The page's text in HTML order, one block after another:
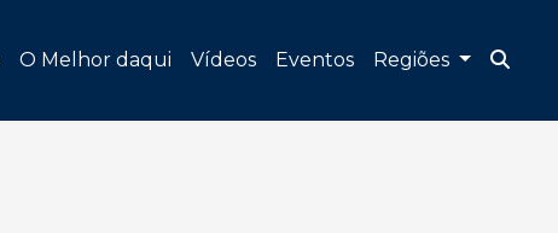
O Melhor daqui Vídeos Eventos Regiões